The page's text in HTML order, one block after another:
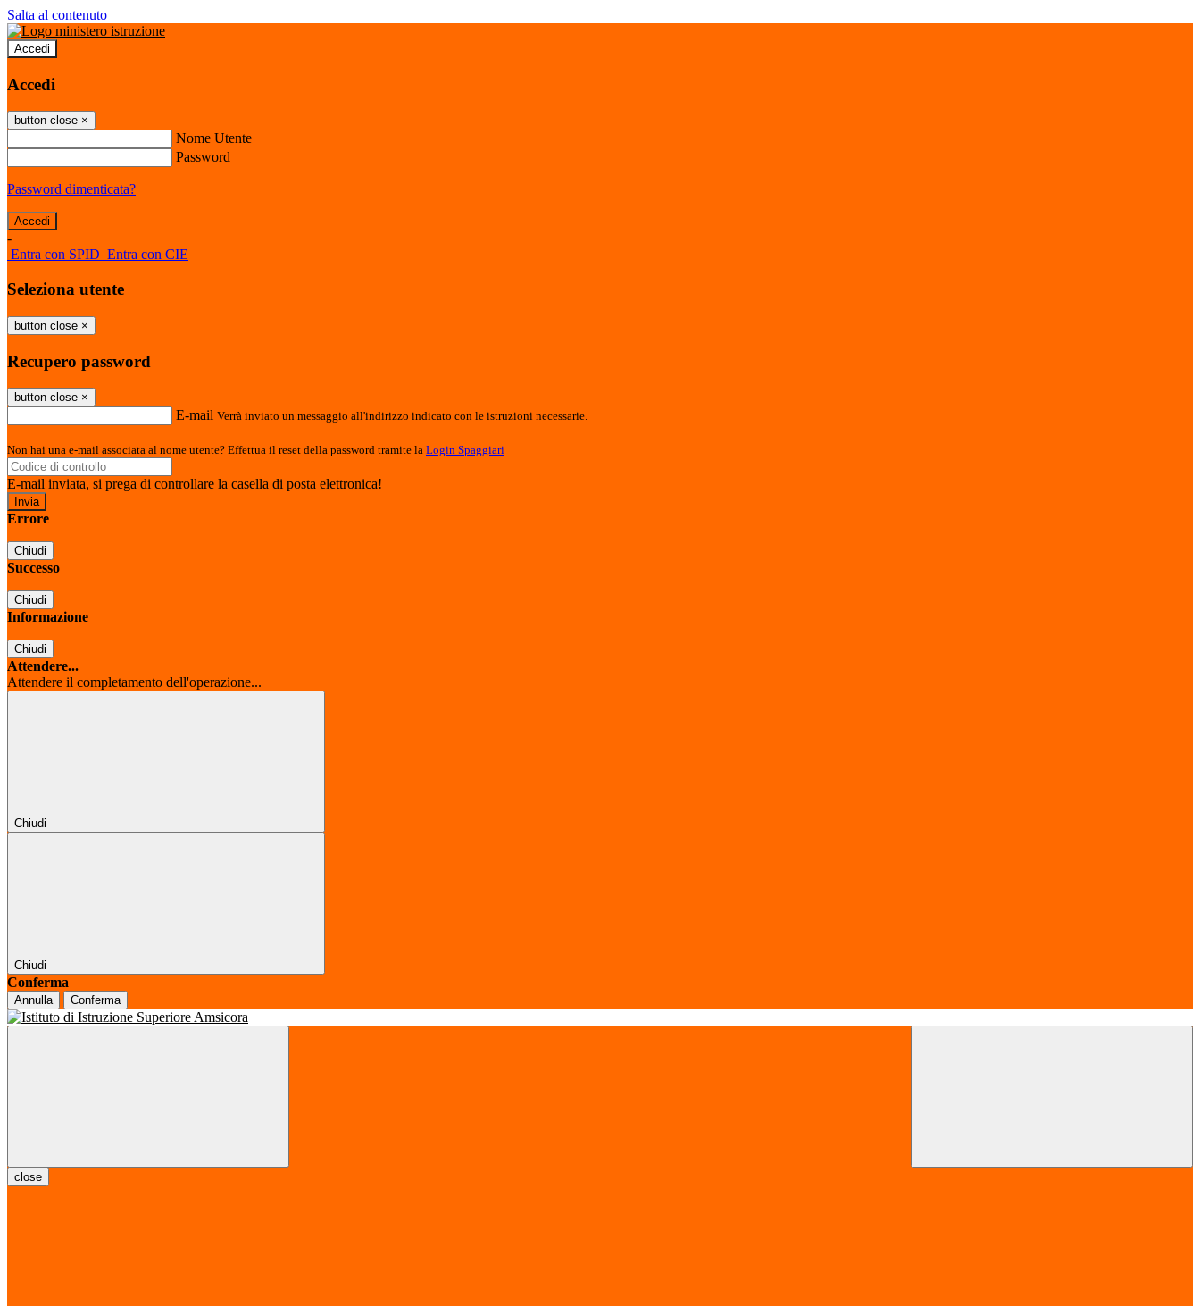
Salta al contenuto
Accedi
Accedi
button close ×
Nome Utente
Password
Password dimenticata?
-
Entra con SPID Entra con CIE
Seleziona utente
button close ×
Recupero password
button close ×
E-mail Verrà inviato un messaggio all'indirizzo indicato con le istruzioni necessarie.
Non hai una e-mail associata al nome utente? Effettua il reset della password tramite la Login Spaggiari
E-mail inviata, si prega di controllare la casella di posta elettronica!
Errore
Chiudi
Successo
Chiudi
Informazione
Chiudi
Attendere...
Attendere il completamento dell'operazione...
Chiudi
Chiudi
Conferma
Annulla Conferma
close